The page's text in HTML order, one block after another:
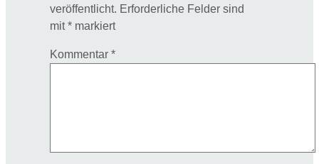
können
auf
Produktseite
veröffentlicht. Erforderliche Felder sind
mit*markiert
Kommentar *